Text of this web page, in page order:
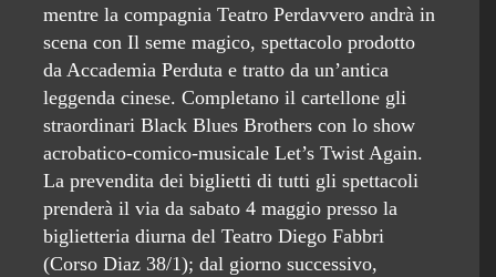
mentre la compagnia Teatro Perdavvero andrà in
scena con Il seme magico, spettacolo prodotto
da Accademia Perduta e tratto da un’antica
leggenda cinese. Completano il cartellone gli
straordinari Black Blues Brothers con lo show
acrobatico-comico-musicale Let’s Twist Again.
La prevendita dei biglietti di tutti gli spettacoli
prenderà il via da sabato 4 maggio presso la
biglietteria diurna del Teatro Diego Fabbri
(Corso Diaz 38/1); dal giorno successivo,